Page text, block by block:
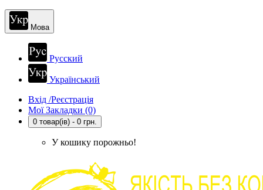
Мова
Русский
Український
Вхід /Реєстрація
Мої Закладки (0)
0 товар(ів) - 0 грн.
У кошику порожньо!